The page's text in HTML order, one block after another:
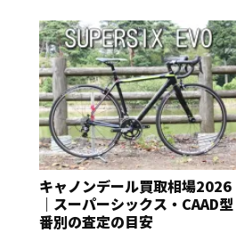
キャノンデール買取相場2026
｜スーパーシックス・CAAD型
番別の査定の目安